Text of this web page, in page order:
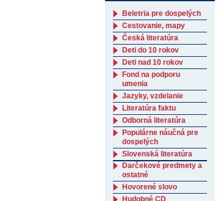
Beletria pre dospelých
Cestovanie, mapy
Česká literatúra
Deti do 10 rokov
Deti nad 10 rokov
Fond na podporu
umenia
Jazyky, vzdelanie
Literatúra faktu
Odborná literatúra
Populárne náučná pre
dospelých
Slovenská literatúra
Darčekové predmety a
ostatné
Hovorené slovo
Hudobné CD